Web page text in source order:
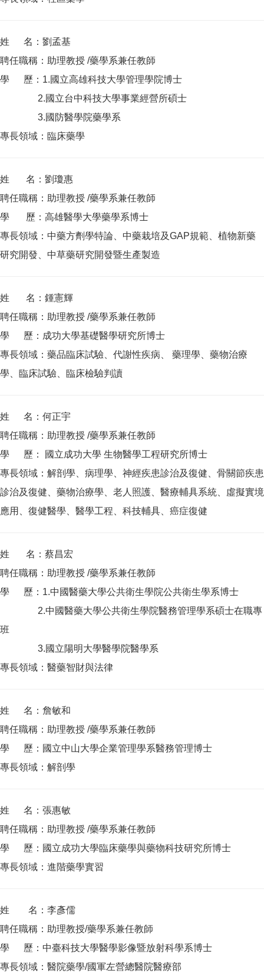
姓 名：劉孟基
聘任職稱：助理教授 /藥學系兼任教師
學 歷：1.國立高雄科技大學管理學院博士
2.國立台中科技大學事業經營所碩士
3.國防醫學院藥學系
專長領域：臨床藥學
姓 名：劉瓊惠
聘任職稱：助理教授 /藥學系兼任教師
學 歷：高雄醫學大學藥學系博士
專長領域：中藥方劑學特論、中藥栽培及GAP規範、植物新藥
研究開發、中草藥研究開發暨生產製造
姓 名：鍾憲輝
聘任職稱：助理教授 /藥學系兼任教師
學 歷：成功大學基礎醫學研究所博士
專長領域：藥品臨床試驗、代謝性疾病、 藥理學、藥物治療
學、臨床試驗、臨床檢驗判讀
姓 名：何正宇
聘任職稱：助理教授 /藥學系兼任教師
學 歷： 國立成功大學 生物醫學工程研究所博士
專長領域：解剖學、病理學、神經疾患診治及復健、骨關節疾患
診治及復健、藥物治療學、老人照護、醫療輔具系統、虛擬實境
應用、復健醫學、醫學工程、科技輔具、癌症復健
姓 名：蔡昌宏
聘任職稱：助理教授 /藥學系兼任教師
學 歷：1.中國醫藥大學公共衛生學院公共衛生學系博士
2.中國醫藥大學公共衛生學院醫務管理學系碩士在職專
班
3.國立陽明大學醫學院醫學系
專長領域：醫藥智財與法律
姓 名：詹敏和
聘任職稱：助理教授 /藥學系兼任教師
學 歷：國立中山大學企業管理學系醫務管理博士
專長領域：解剖學
姓 名：張惠敏
聘任職稱：助理教授 /藥學系兼任教師
學 歷：國立成功大學臨床藥學與藥物科技研究所博士
專長領域：進階藥學實習
姓 名：李彥儒
聘任職稱：助理教授/藥學系兼任教師
學 歷：中臺科技大學醫學影像暨放射科學系博士
專長領域：醫院藥學/國軍左營總醫院醫療部